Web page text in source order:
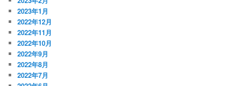
2023年1月
2022年12月
2022年11月
2022年10月
2022年9月
2022年8月
2022年7月